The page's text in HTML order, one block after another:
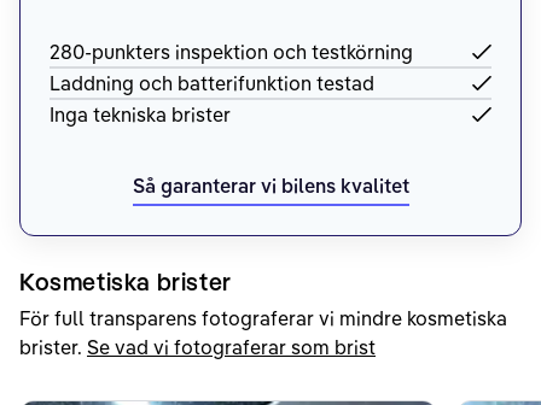
280-punkters inspektion och testkörning
Laddning och batterifunktion testad
Inga tekniska brister
Så garanterar vi bilens kvalitet
Kosmetiska brister
För full transparens fotograferar vi mindre kosmetiska
brister. Se vad vi fotograferar som brist